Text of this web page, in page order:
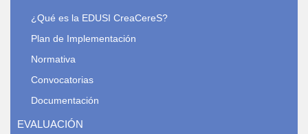
¿Qué es la EDUSI CreaCereS?
Plan de Implementación
Normativa
Convocatorias
Documentación
EVALUACIÓN